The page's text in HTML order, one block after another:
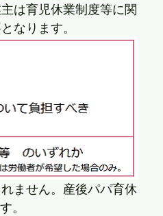
は育児休業制度等に関
なります。
ません。産後パパ育休
。